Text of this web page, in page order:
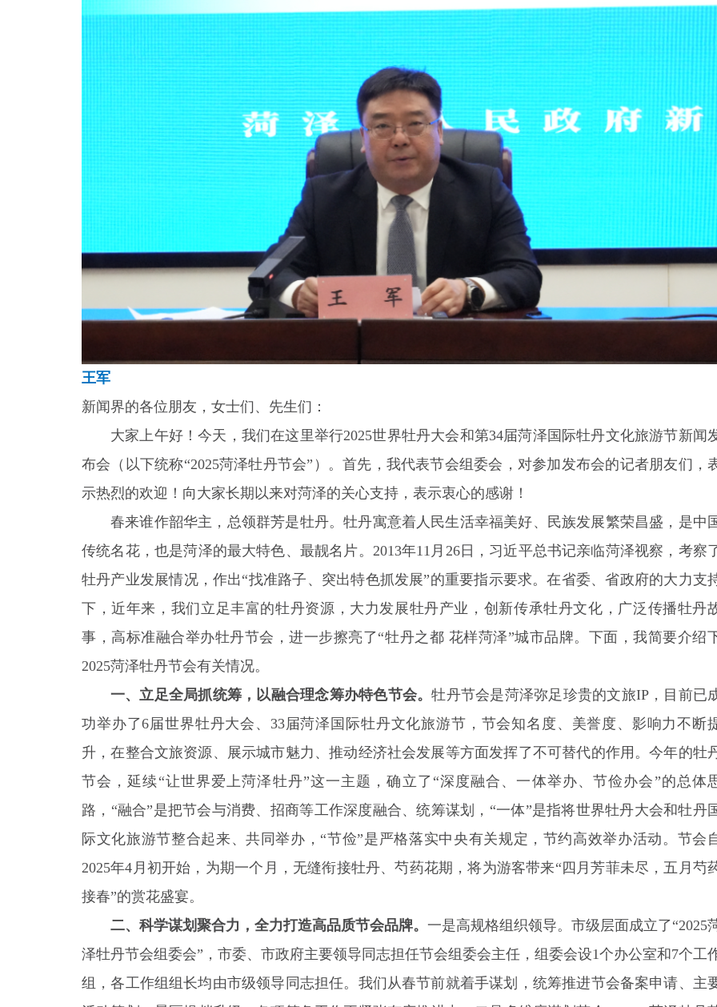
王军
新闻界的各位朋友，女士们、先生们：
大家上午好！今天，我们在这里举行2025世界牡丹大会和第34届菏泽国际牡丹文化旅游节新闻
布会（以下统称“2025菏泽牡丹节会”）。首先，我代表节会组委会，对参加发布会的记者朋友们，
示热烈的欢迎！向大家长期以来对菏泽的关心支持，表示衷心的感谢！
春来谁作韶华主，总领群芳是牡丹。牡丹寓意着人民生活幸福美好、民族发展繁荣昌盛，是中
传统名花，也是菏泽的最大特色、最靓名片。2013年11月26日，习近平总书记亲临菏泽视察，考察
牡丹产业发展情况，作出“找准路子、突出特色抓发展”的重要指示要求。在省委、省政府的大力支
下，近年来，我们立足丰富的牡丹资源，大力发展牡丹产业，创新传承牡丹文化，广泛传播牡丹
事，高标准融合举办牡丹节会，进一步擦亮了“牡丹之都 花样菏泽”城市品牌。下面，我简要介绍
2025菏泽牡丹节会有关情况。
一、立足全局抓统筹，以融合理念筹办特色节会。牡丹节会是菏泽弥足珍贵的文旅IP，目前已
功举办了6届世界牡丹大会、33届菏泽国际牡丹文化旅游节，节会知名度、美誉度、影响力不断
升，在整合文旅资源、展示城市魅力、推动经济社会发展等方面发挥了不可替代的作用。今年的牡
节会，延续“让世界爱上菏泽牡丹”这一主题，确立了“深度融合、一体举办、节俭办会”的总体
路，“融合”是把节会与消费、招商等工作深度融合、统筹谋划，“一体”是指将世界牡丹大会和牡丹
际文化旅游节整合起来、共同举办，“节俭”是严格落实中央有关规定，节约高效举办活动。节会
2025年4月初开始，为期一个月，无缝衔接牡丹、芍药花期，将为游客带来“四月芳菲未尽，五月芍
接春”的赏花盛宴。
二、科学谋划聚合力，全力打造高品质节会品牌。 一是高规格组织领导。 市级层面成立了“2025
泽牡丹节会组委会”，市委、市政府主要领导同志担任节会组委会主任，组委会设1个办公室和7个工
组，各工作组组长均由市级领导同志担任。我们从春节前就着手谋划，统筹推进节会备案申请、主